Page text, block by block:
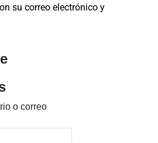
su correo electrónico y
o correo